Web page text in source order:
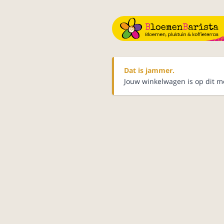
Dat is jammer.
Jouw winkelwagen is op dit